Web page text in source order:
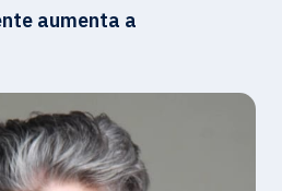
aumenta a